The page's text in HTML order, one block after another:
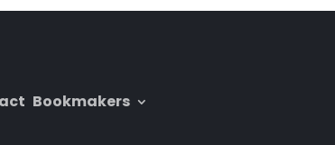
Bookmakers